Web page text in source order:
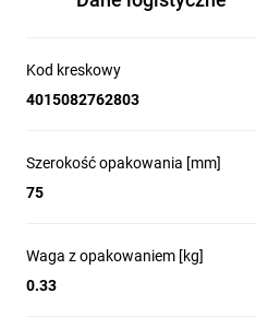
Kod kreskowy
4015082762803
Szerokość opakowania [mm]
75
Waga z opakowaniem [kg]
0.33